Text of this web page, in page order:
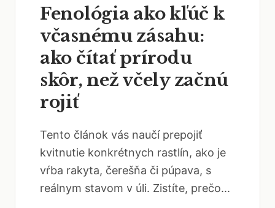
Fenológia ako kľúč k
včasnému zásahu:
ako čítať prírodu
skôr, než včely začnú
rojiť
Tento článok vás naučí prepojiť
kvitnutie konkrétnych rastlín, ako je
vŕba rakyta, čerešňa či púpava, s
reálnym stavom v úli. Zistíte, prečo...